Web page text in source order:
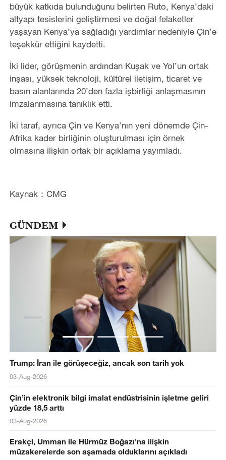
büyük katkıda bulunduğunu belirten Ruto, Kenya’daki
altyapı tesislerini geliştirmesi ve doğal felaketler
yaşayan Kenya’ya sağladığı yardımlar nedeniyle Çin’e
teşekkür ettiğini kaydetti.
İki lider, görüşmenin ardından Kuşak ve Yol’un ortak
inşası, yüksek teknoloji, kültürel iletişim, ticaret ve
basın alanlarında 20’den fazla işbirliği anlaşmasının
imzalanmasına tanıklık etti.
İki taraf, ayrıca Çin ve Kenya’nın yeni dönemde Çin-
Afrika kader birliğinin oluşturulması için örnek
olmasına ilişkin ortak bir açıklama yayımladı.
Kaynak：CMG
GÜNDEM
Trump: İran ile görüşeceğiz, ancak son tarih yok
03-Aug-2026
Çin’in elektronik bilgi imalat endüstrisinin işletme geliri
yüzde 18,5 arttı
03-Aug-2026
Erakçi, Umman ile Hürmüz Boğazı'na ilişkin
müzakerelerde son aşamada olduklarını açıkladı